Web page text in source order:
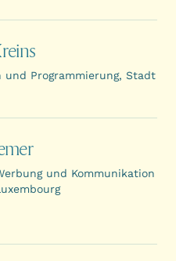
und Programmierung, Stadt
und Kommunikation